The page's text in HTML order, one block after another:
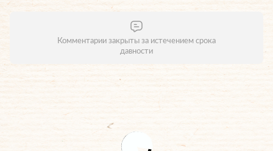
Комментарии закрыты за истечением срока
давности